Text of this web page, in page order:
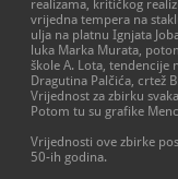
realizama, kritičkog
vrijedna tempera na
ulja na platnu Ignjata
luka Marka Murata,
škole A. Lota, tendencije
Dragutina Palčića, crtež
Vrijednost za zbirku
Potom tu su grafike
Vrijednosti ove zbirke
50-ih godina.